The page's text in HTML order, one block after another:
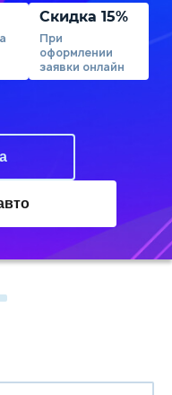
Скидка 15%
При
оформлении
заявки онлайн